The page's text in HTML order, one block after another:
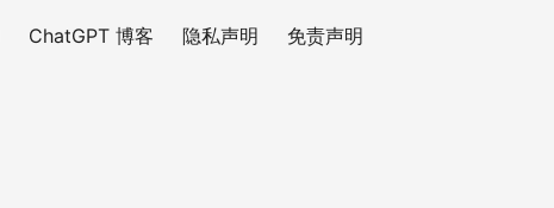
ChatGPT 博客 隐私声明 免责声明